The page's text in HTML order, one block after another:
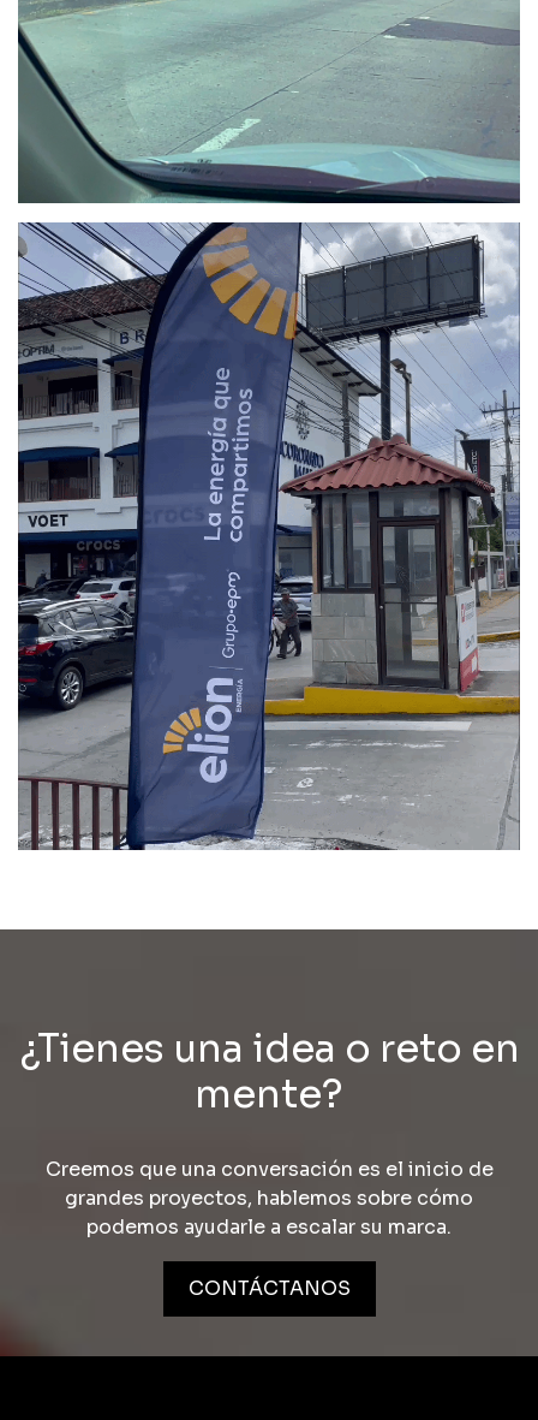
¿Tienes una idea o reto en
mente?
Creemos que una conversación es el inicio de
grandes proyectos, hablemos sobre cómo
podemos ayudarle a escalar su marca.
CONTÁCTANOS